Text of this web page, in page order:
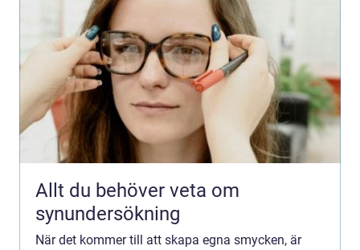
Allt du behöver veta om
synundersökning
När det kommer till att skapa egna smycken, är